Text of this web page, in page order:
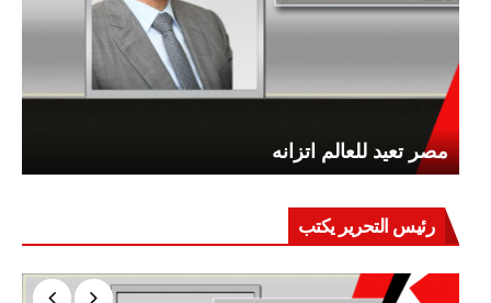
مصر تعيد للعالم اتزانه
رئيس التحرير يكتب